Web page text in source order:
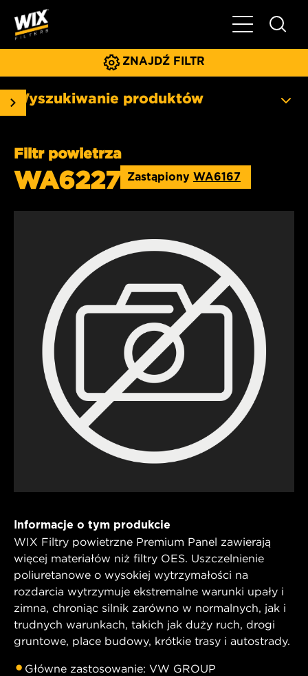
Pokaż/ukryj
ZNAJDŹ FILTR
Wyszukiwanie produktów
Filtr powietrza
WA6227 Zastąpiony WA6167
Informacje o tym produkcie
WIX Filtry powietrzne Premium Panel zawierają
więcej materiałów niż filtry OES. Uszczelnienie
poliuretanowe o wysokiej wytrzymałości na
rozdarcia wytrzymuje ekstremalne warunki upały i
zimna, chroniąc silnik zarówno w normalnych, jak i
trudnych warunkach, takich jak duży ruch, drogi
gruntowe, place budowy, krótkie trasy i autostrady.
Główne zastosowanie: VW GROUP